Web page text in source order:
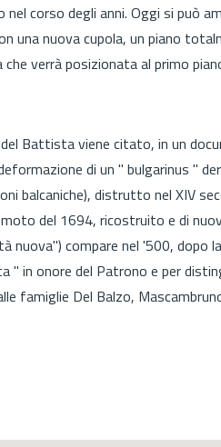
nel corso degli anni. Oggi si può
una nuova cupola, un piano
verrà posizionata al primo
Battista viene citato, in un
di un " bulgarinus "
balcaniche), distrutto nel XIV
del 1694, ricostruito e di
nuova") compare nel '500, dopo
" in onore del Patrono e per
famiglie Del Balzo,